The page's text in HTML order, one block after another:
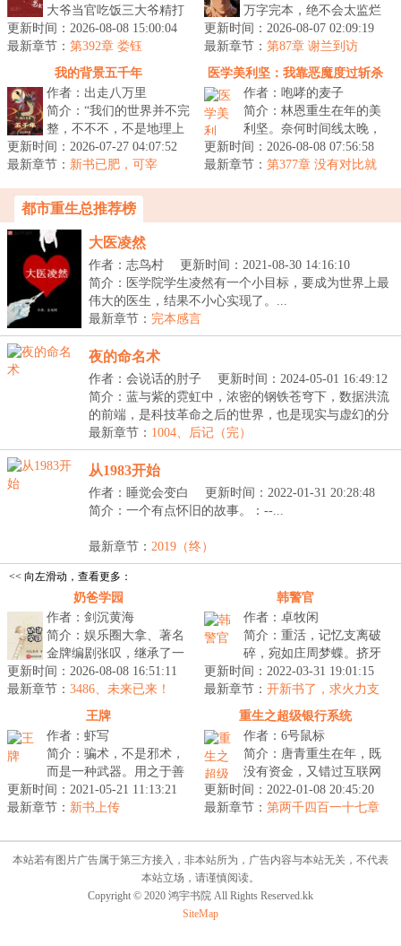
大爷当官吃饭三大爷精打
细算秦淮茹脸蛋好看何雨
柱打架做饭娄晓娥难逃大
院李学武一...
更新时间：2026-08-08 15:00:04
最新章节： 第392章 娄钰
万字完本，绝不会太监烂
尾，请放心观看。陆冬青
穿越了！这个世界到处都
是奇人异象...
更新时间：2026-08-07 02:09:19
最新章节： 第87章 谢兰到访
我的背景五千年
作者：出走八万里
简介：“我们的世界并不完
整，不不不，不是地理上
的不完整，而是维度的不
完整。”“我敢肯定，我们
更新时间：2026-07-27 04:07:52
最新章节： 新书已肥，可宰
医学美利坚：我靠恶魔度过斩杀
线
作者：咆哮的麦子
简介：林恩重生在年的美
利坚。奈何时间线太晚，
没机会靠比特币翻盘。无
奈只能他只能先做好医生
更新时间：2026-08-08 07:56:58
最新章节： 第377章 没有对比就
都市重生总推荐榜
大医凌然
作者：志鸟村
更新时间：2021-08-30 14:16:10
简介：医学院学生凌然有一个小目标，要成为世界上最
伟大的医生，结果不小心实现了。...
最新章节： 完本感言
夜的命名术
作者：会说话的肘子
更新时间：2024-05-01 16:49:12
简介：蓝与紫的霓虹中，浓密的钢铁苍穹下，数据洪流
的前端，是科技革命之后的世界，也是现实与虚幻的分
界...
最新章节： 1004、后记（完）
从1983开始
作者：睡觉会变白
更新时间：2022-01-31 20:28:48
简介：一个有点怀旧的故事。：--...
最新章节： 2019（终）
<< 向左滑动，查看更多：
奶爸学园
作者：剑沉黄海
简介：娱乐圈大拿、著名
金牌编剧张叹，继承了一
所只在深夜营业的幼儿
园，想关关不了，因为小
朋友实在太可...
更新时间：2026-08-08 16:51:11
最新章节： 3486、未来已来！
韩警官
作者：卓牧闲
简介：重活，记忆支离破
碎，宛如庄周梦蝶。挤牙
膏似的想起一点是一点，
处处抢占先机。同样的，
不一样的经...
更新时间：2022-03-31 19:01:15
最新章节： 开新书了，求火力支
王牌
作者：虾写
简介：骗术，不是邪术，
而是一种武器。用之于善
则正，用之于恶则邪。私
家侦探，不是警察，但同
更新时间：2021-05-21 11:13:21
最新章节： 新书上传
重生之超级银行系统
作者：6号鼠标
简介：唐青重生在年，既
没有资金，又错过互联网
最初大发展的他获得了一
个可以借钱的银行系统。
更新时间：2022-01-08 20:45:20
最新章节： 第两千四百一十七章
本站若有图片广告属于第三方接入，非本站所为，广告内容与本站无关，不代表
本站立场，请谨慎阅读。
Copyright © 2020 鸿宇书院 All Rights Reserved.kk
SiteMap